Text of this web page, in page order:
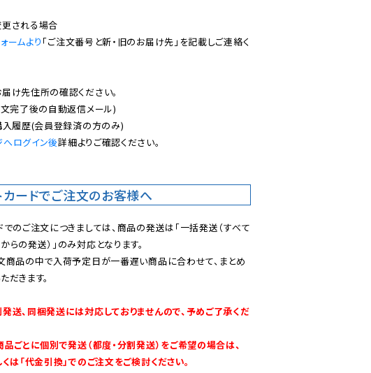
ームより 「ご注文番号と新・旧のお届け先」を記載しご連絡く
け先住所の確認ください。
文完了後の自動返信メール)
入履歴(会員登録済の方のみ)
ログイン後詳細よりご確認ください。
カードでご注文のお客様へ
でのご注文につきましては、商品の発送は「一括発送（すべて
らの発送）」のみ対応となります。
商品の中で入荷予定日が一番遅い商品に合わせて、まとめ
だきます。
送、同梱発送には対応しておりませんので、予めご了承くだ
品ごとに個別で発送（都度・分割発送）をご希望の場合は、
くは「代金引換」でのご注文をご検討ください。